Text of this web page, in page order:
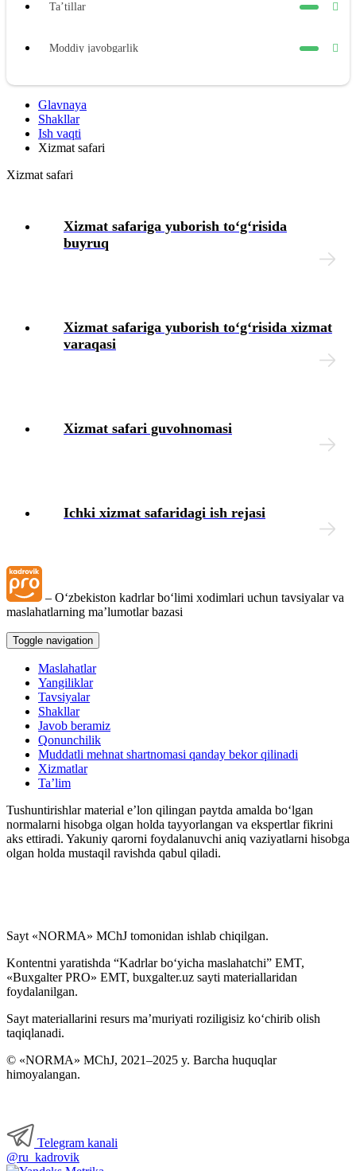
Ta’tillar
Moddiy javobgarlik
Xodimning moddiy javobgarligi
Intizomiy jazo
Mehnat muhofazasi
Yuridik masalalar
Tashkilotning lokal hujjatlari
Glavnaya
Shakllar
Ish vaqti
Xizmat safari
Xizmat safari
Xizmat safariga yuborish toʻgʻrisida
buyruq
Xizmat safariga yuborish toʻgʻrisida хizmat
varaqasi
Xizmat safari guvohnomasi
Ichki хizmat safaridagi ish rejasi
– Oʻzbekiston kadrlar boʻlimi хodimlari uchun tavsiyalar va
maslahatlarning ma’lumotlar bazasi
Toggle navigation
Maslahatlar
Yangiliklar
Tavsiyalar
Shakllar
Javob beramiz
Qonunchilik
Muddatli mehnat shartnomasi qanday bekor qilinadi
Xizmatlar
Ta’lim
Tushuntirishlar material e’lon qilingan paytda amalda boʻlgan
normalarni hisobga olgan holda tayyorlangan va ekspertlar fikrini
aks ettiradi. Yakuniy qarorni foydalanuvchi aniq vaziyatlarni hisobga
olgan holda mustaqil ravishda qabul qiladi.
Sayt «NORMA» MChJ tomonidan ishlab chiqilgan.
Kontentni yaratishda “Kadrlar boʻyicha maslahatchi” EMT,
«Buxgalter PRO» EMT, buxgalter.uz sayti materiallaridan
foydalanilgan.
Sayt materiallarini resurs ma’muriyati roziligisiz koʻchirib olish
taqiqlanadi.
© «NORMA» MChJ, 2021–2025 y. Barcha huquqlar
himoyalangan.
Telegram kanali
@ru_kadrovik